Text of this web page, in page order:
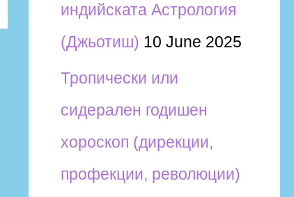
индийската Астрология
(Джьотиш) 10 June 2025
Тропически или
сидерален годишен
хороскоп (дирекции,
профекции, революции)